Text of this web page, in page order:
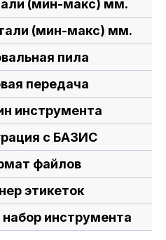
(мин-макс) мм.
(мин-макс) мм.
пила
передача
инструмента
с БАЗИС
файлов
этикеток
инструмента